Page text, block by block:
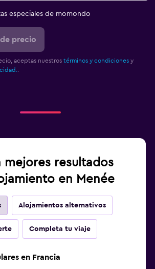
especiales de momondo
precio
aceptas nuestros términos y condiciones y
mejores resultados
en Menée
Alojamientos alternativos
Completa tu viaje
en Francia